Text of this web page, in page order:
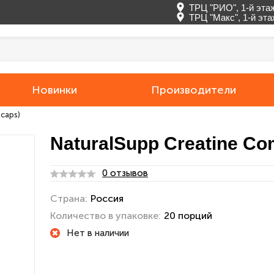
ТРЦ "РИО", 1-й
ТРЦ "Макс", 1-й
Новинки Производители
NaturalSupp Creatine
0 отзывов
Страна: Россия
Количество в упаковке: 20 порций
Нет в наличии